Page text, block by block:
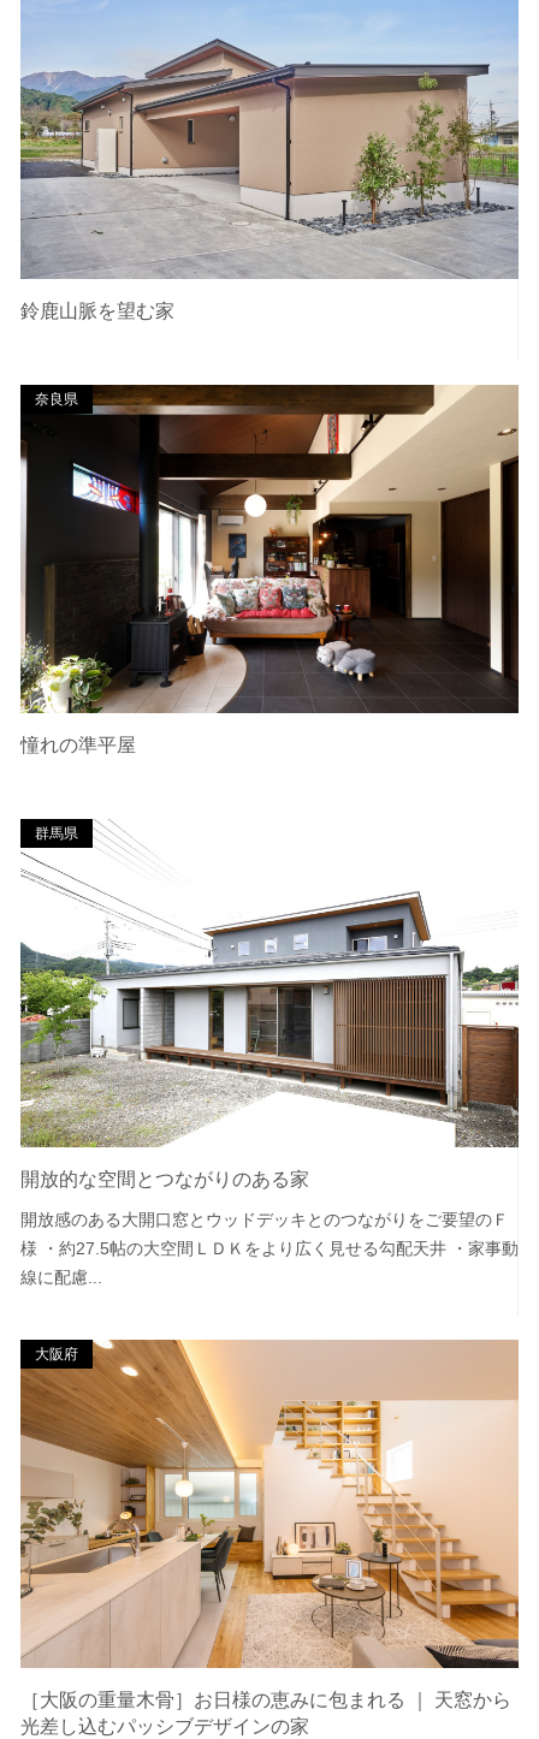
鈴鹿山脈を望む家
奈良県
憧れの準平屋
群馬県
開放的な空間とつながりのある家
開放感のある大開口窓とウッドデッキとのつながりをご要望のＦ
様 ・約27.5帖の大空間ＬＤＫをより広く見せる勾配天井 ・家事動
線に配慮...
大阪府
［大阪の重量木骨］お日様の恵みに包まれる ｜ 天窓から
光差し込むパッシブデザインの家